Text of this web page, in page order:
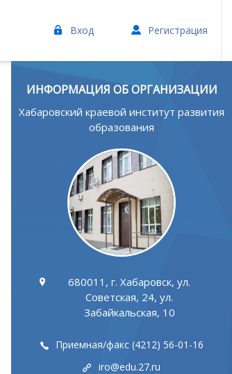
Вход Регистрация
ИНФОРМАЦИЯ ОБ ОРГАНИЗАЦИИ
Хабаровский краевой институт развития
образования
680011, г. Хабаровск, ул.
Советская, 24, ул.
Забайкальская, 10
Приемная/факс (4212) 56-01-16
iro@edu.27.ru